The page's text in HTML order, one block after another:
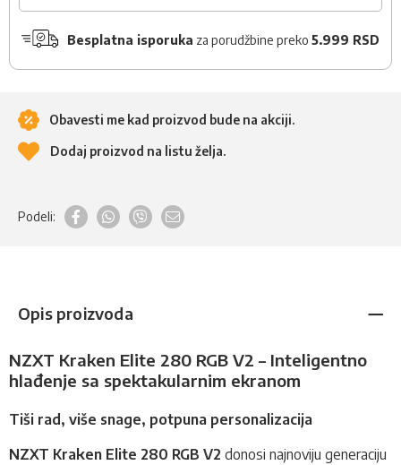
Besplatna isporuka za porudžbine preko 5.999 RSD
Obavesti me kad proizvod bude na akciji.
Dodaj proizvod na listu želja.
Podeli:
Opis proizvoda
NZXT Kraken Elite 280 RGB V2 – Inteligentno
hlađenje sa spektakularnim ekranom
Tiši rad, više snage, potpuna personalizacija
NZXT Kraken Elite 280 RGB V2 donosi najnoviju generaciju